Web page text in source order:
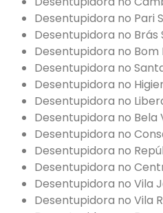
Desentupidora no Pari
Desentupidora no Brás
Desentupidora no Bom
Desentupidora no
Desentupidora no
Desentupidora no
Desentupidora no Bela
Desentupidora no
Desentupidora no
Desentupidora no
Desentupidora no Vila
Desentupidora no Vila